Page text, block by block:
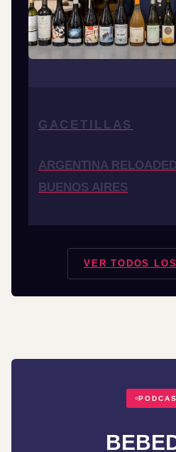
GACETILLAS
ARGENTINA
BUENOS AIRES
VER TODOS